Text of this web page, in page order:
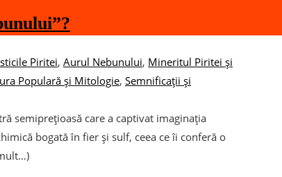
Piritei, Aurul Nebunului, Mineritul Piritei și
Populară și Mitologie, Semnificații și
semiprețioasă care a captivat imaginația
bogată în fier și sulf, ceea ce îi conferă o